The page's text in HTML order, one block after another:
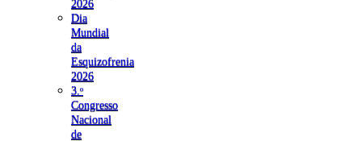
2026
Dia
Mundial
da
Esquizofrenia
2026
3.ᵒ
Congresso
Nacional
de